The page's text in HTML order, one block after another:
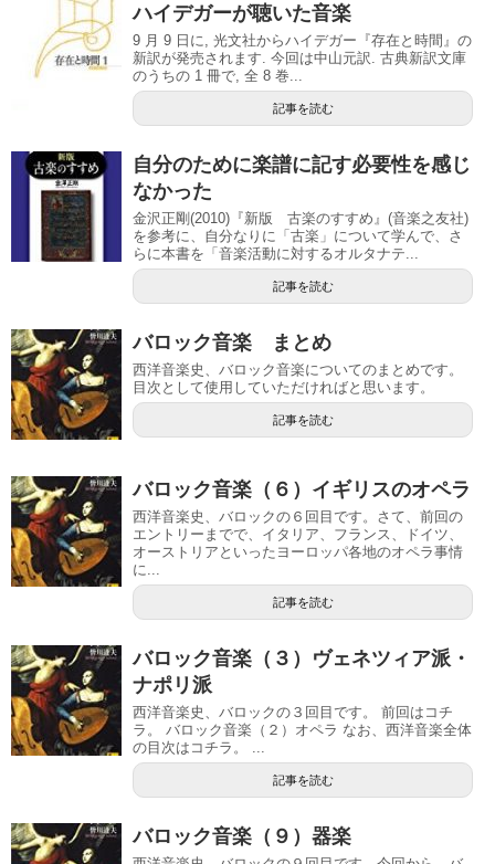
ハイデガーが聴いた音楽
9 月 9 日に, 光文社からハイデガー『存在と時間』の
新訳が発売されます. 今回は中山元訳. 古典新訳文庫
のうちの 1 冊で, 全 8 巻...
記事を読む
自分のために楽譜に記す必要性を感じ
なかった
金沢正剛(2010)『新版 古楽のすすめ』(音楽之友社)
を参考に、自分なりに「古楽」について学んで、さ
らに本書を「音楽活動に対するオルタナテ...
記事を読む
バロック音楽 まとめ
西洋音楽史、バロック音楽についてのまとめです。
目次として使用していただければと思います。
記事を読む
バロック音楽（６）イギリスのオペラ
西洋音楽史、バロックの６回目です。さて、前回の
エントリーまでで、イタリア、フランス、ドイツ、
オーストリアといったヨーロッパ各地のオペラ事情
に...
記事を読む
バロック音楽（３）ヴェネツィア派・
ナポリ派
西洋音楽史、バロックの３回目です。 前回はコチ
ラ。 バロック音楽（２）オペラ なお、西洋音楽全体
の目次はコチラ。 ...
記事を読む
バロック音楽（９）器楽